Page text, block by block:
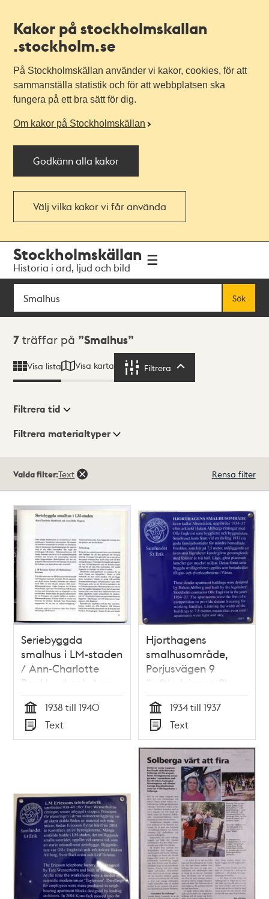
Kakor på stockholmskallan
.stockholm.se
På Stockholmskällan använder vi kakor, cookies, för att
sammanställa statistik och för att webbplatsen ska
fungera på ett bra sätt för dig.
Om kakor på Stockholmskällan
Godkänn alla kakor
Välj vilka kakor vi får använda
navigationen
huvudinnehållet
Stockholmskällan
Historia i ord, ljud och bild
Sök
Sök
Sökresultat
7 träffar på Smalhus
Visa lista Visa karta Filtrera
Visningsläge
Filtrera tid
Filtrera materialtyper
träffar
Valda filter:Text Rensa filter
Seriebyggda
smalhus i LM-staden
/ Ann-Charlotte
Backlund och Ann-
Sofie Nygren
Tid
1938 till 1940
Typ
Text
Hjorthagens
smalhusområde,
Porjusvägen 9
(Luftledningen 2)
Tid
1934 till 1937
Typ
Text